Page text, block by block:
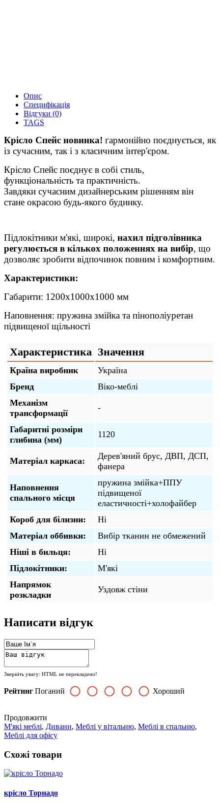
Опис
Специфікація
Відгуки (0)
TAGS
Крісло Спейс новинка! гармонійно поєднується, як
із сучасним, так і з класичним інтер'єром.
Крісло Спейс поєднує в собі стиль,
функціональність та практичність.
Завдяки сучасним дизайнерським рішенням він
стане окрасою будь-якого будинку.
Підлокітники м'які, широкі, нахил підголівника
регулюється в кількох положеннях на вибір, що
дозволяє зробити відпочинок повним і комфортним.
Характеристики:
Габарити: 1200х1000х1000 мм
Наповнення: пружина змійка та пінополіуретан
підвищеної щільності
Характеристика Значення
Країна виробник
Україна
Бренд
Віко-меблі
Механізм
трансформації
-
Габаритні розміри
глибина (мм)
1120
Матеріал каркаса:
Дерев'яний брус, ДВП, ДСП,
фанера
Наповнення
спального місця
пружина змійка+ППУ
підвищеної
еластичності+холофайбер
Короб для білизни:
Ні
Матеріал оббивки:
Вибір тканин не обмежений
Ніші в бильця:
Ні
Підлокітники:
М'які
Напрямок
розкладки
Уздовж стіни
Написати відгук
Зверніть увагу: HTML не перекладено!
Рейтинг Поганий Хороший
Продовжити
М'які меблі, Дивани, Меблі у вітальню, Меблі в спальню,
Меблі для офісу
Схожі товари
крісло Торнадо